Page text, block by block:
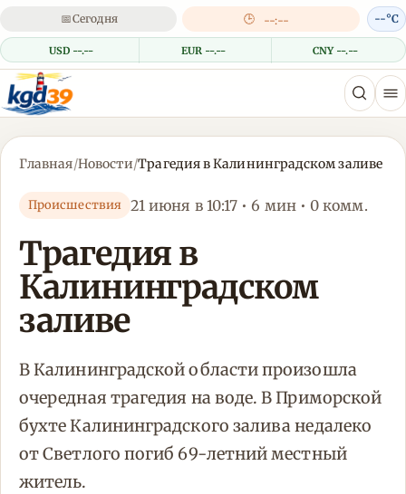
📅Сегодня 🕒 --:--
USD --.-- EUR --.-- CNY --.--
--°C
Главная/Новости/Трагедия в Калининградском заливе
Происшествия 21 июня в 10:17 • 6 мин • 0 комм.
Трагедия в
Калининградском
заливе
В Калининградской области произошла
очередная трагедия на воде. В Приморской
бухте Калининградского залива недалеко
от Светлого погиб 69-летний местный
житель.